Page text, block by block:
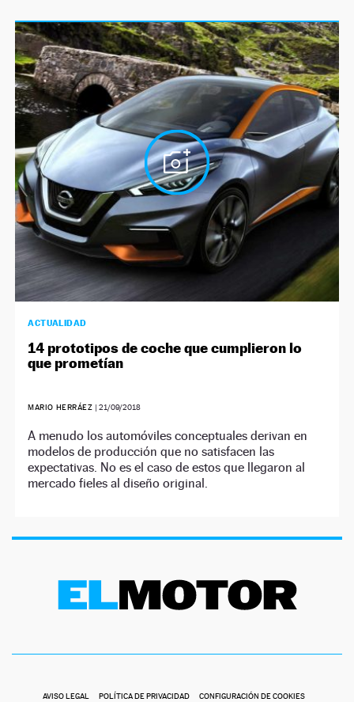
ACTUALIDAD
14 prototipos de coche que cumplieron lo
que prometían
MARIO HERRÁEZ | 21/09/2018
A menudo los automóviles conceptuales derivan en
modelos de producción que no satisfacen las
expectativas. No es el caso de estos que llegaron al
mercado fieles al diseño original.
AVISO LEGAL POLÍTICA DE PRIVACIDAD CONFIGURACIÓN DE COOKIES